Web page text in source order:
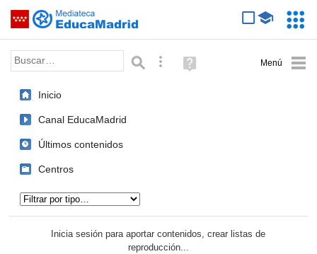
Saltar navegación
Palabra o frase: Búsqueda avanzada
Ayuda
(en
Inicio
Canal EducaMadrid
Últimos contenidos
Centros
Inicia sesión para aportar contenidos, crear listas de
reproducción...